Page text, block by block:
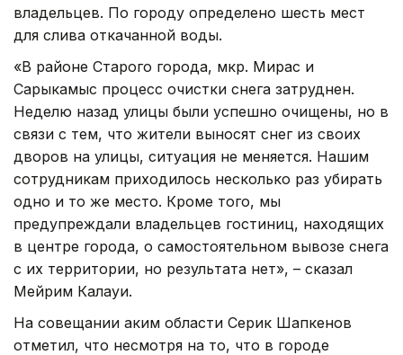
владельцев. По городу определено шесть мест
для слива откачанной воды.
«В районе Старого города, мкр. Мирас и
Сарыкамыс процесс очистки снега затруднен.
Неделю назад улицы были успешно очищены, но в
связи с тем, что жители выносят снег из своих
дворов на улицы, ситуация не меняется. Нашим
сотрудникам приходилось несколько раз убирать
одно и то же место. Кроме того, мы
предупреждали владельцев гостиниц, находящих
в центре города, о самостоятельном вывозе снега
с их территории, но результата нет», – сказал
Мейрим Калауи.
На совещании аким области Серик Шапкенов
отметил, что несмотря на то, что в городе